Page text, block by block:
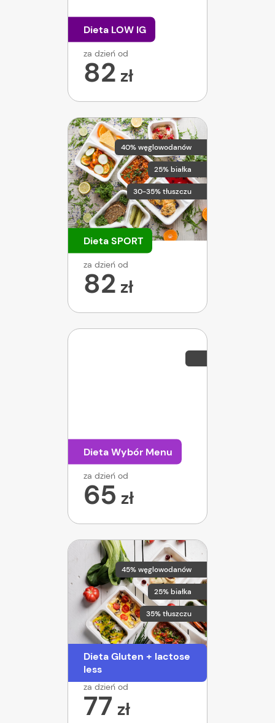
Dieta LOW IG
za dzień od
82 zł
40% węglowodanów
25% białka
30-35% tłuszczu
Dieta SPORT
za dzień od
82 zł
Dieta Wybór Menu
za dzień od
65 zł
45% węglowodanów
25% białka
35% tłuszczu
Dieta Gluten + lactose
less
za dzień od
77 zł